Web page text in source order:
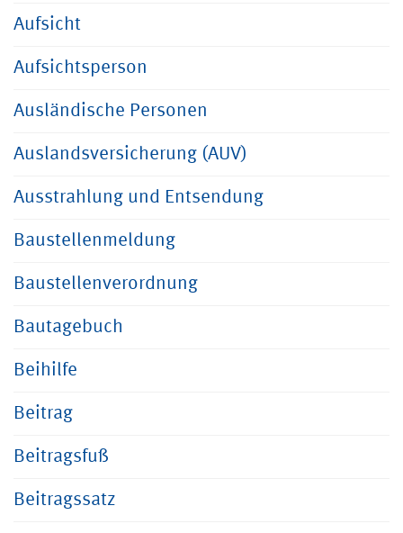
Aufsicht
Aufsichtsperson
Ausländische Personen
Auslandsversicherung (AUV)
Ausstrahlung und Entsendung
Baustellenmeldung
Baustellenverordnung
Bautagebuch
Beihilfe
Beitrag
Beitragsfuß
Beitragssatz